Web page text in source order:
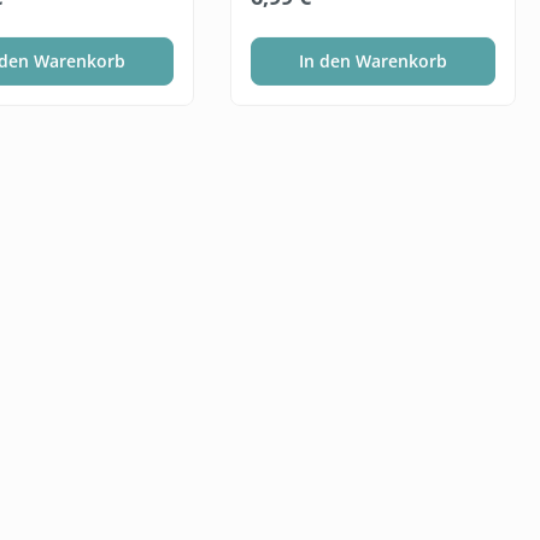
Warenkorb In den Warenkorb